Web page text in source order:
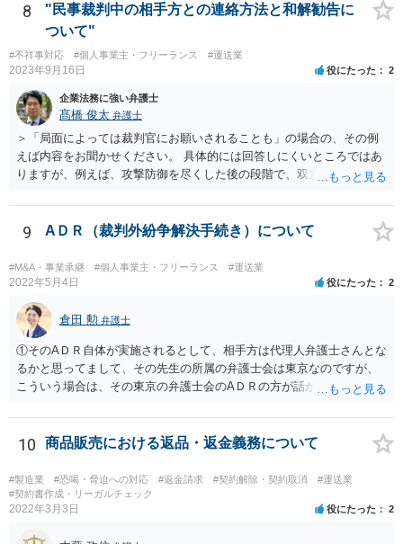
8
"民事裁判中の相手方との連絡方法と和解勧告に
ついて"
#不祥事対応 #個人事業主・フリーランス #運送業
2023年9月16日 役にたった 2
企業法務に強い弁護士
髙橋 俊太 弁護士
＞「局面によっては裁判官にお願いされることも」の場合の、その例
えば内容をお聞かせください。 具体的には回答しにくいところではあ
りますが、例えば、攻撃防御を尽くした後の段階で、双方代理人同士
互譲の精神がみられ、あとは金額面を詰めるだけといったような場合
などです。 ＞「双方に露骨に」について、片方だけなら負けの宣告も
あって、そして、和解とならず判決となった ＞場合は、宣告通りの敗
訴ということになるのでしょうか？。 ＞また、その宣告も「負ける可
能性があります」という場合でも「敗訴」との解釈で良いのでしょう
か？。 こちらもなかなか難しいご質問ですが、裁判官も嘘の心証を開
示するということはあり得ない（あってはならない）ので、一方当事
者にそのように宣告しているのであれば、敗訴可能性が高いというこ
とにはなるでしょう。「負ける可能性がある」という点が全部敗訴な
のか一部敗訴なのかは何とも言えませんが、そのように言われている
のであれば、不利な判決がなされ得る当事者ということになります。
くまで確認的になされるものとよく言われています。） いずれにしま
要です。
9 AＤＲ（裁判外紛争解決手続き）について
#M&A・事業承継 #個人事業主・フリーランス #運送業
2022年5月4日 役にたった 2
倉田 勲 弁護士
①そのAＤＲ自体が実施されるとして、相手方は代理人弁護士さんとな
るかと思ってまして、その先生の所属の弁護士会は東京なのですが、
こういう場合は、その東京の弁護士会のAＤＲの方が話がまとまり易い
す。 ②各弁護士会のAＤＲの成立手数料について、「双方で負担」と
書いてる場合がありますが、もしかして、書いて無い場合は申し立て
た側の全額負担という解釈で良いのでしょうか？。 →通常は双方負担
の場合が多いとは思いますが、ご不明な点は当該弁護士会にお問い合
わせください。 ③また、AＤＲの費用ですが、申立手数料のみで、期
日手数料や成立手数料がかからない弁護士会もあるのでしょうか？。
10 商品販売における返品・返金義務について
#製造業 #恐喝・脅迫への対応 #返金請求 #契約解除・契約取消
#運送業
#契約書作成・リーガルチェック
2022年3月3日 役にたった 2